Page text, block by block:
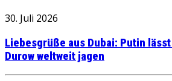
30. Juli 2026
Liebesgrüße aus Dubai: Putin
Durow weltweit jagen